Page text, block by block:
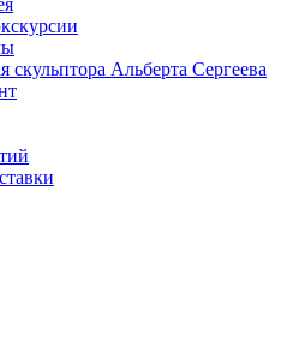
скульптора Альберта Сергеева